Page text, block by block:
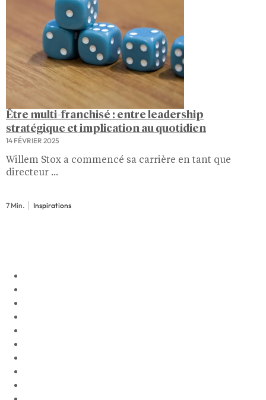
Être multi-franchisé : entre leadership
stratégique et implication au quotidien
14 FÉVRIER 2025
Willem Stox a commencé sa carrière en tant que
directeur ...
7 Min. Inspirations